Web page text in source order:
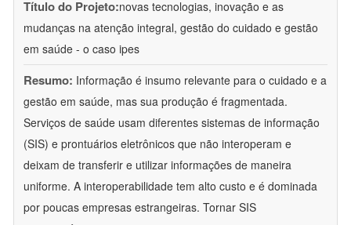
Título do Projeto:novas tecnologias, inovação e as
mudanças na atenção integral, gestão do cuidado e gestão
em saúde - o caso ipes
Resumo: Informação é insumo relevante para o cuidado e a
gestão em saúde, mas sua produção é fragmentada.
Serviços de saúde usam diferentes sistemas de informação
(SIS) e prontuários eletrônicos que não interoperam e
deixam de transferir e utilizar informações de maneira
uniforme. A interoperabilidade tem alto custo e é dominada
por poucas empresas estrangeiras. Tornar SIS